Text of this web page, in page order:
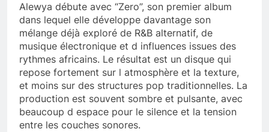
Alewya débute avec “Zero”, son premier album
dans lequel elle développe davantage son
mélange déjà exploré de R&B alternatif, de
musique électronique et d influences issues des
rythmes africains. Le résultat est un disque qui
repose fortement sur l atmosphère et la texture,
et moins sur des structures pop traditionnelles. La
production est souvent sombre et pulsante, avec
beaucoup d espace pour le silence et la tension
entre les couches sonores.